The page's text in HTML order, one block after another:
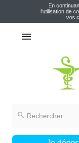
En
l'utilisation de
vos